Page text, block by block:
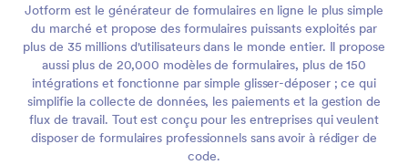
Jotform est le générateur de formulaires en ligne le plus simple
du marché et propose des formulaires puissants exploités par
plus de 35 millions d'utilisateurs dans le monde entier. Il propose
aussi plus de 20,000 modèles de formulaires, plus de 150
intégrations et fonctionne par simple glisser-déposer ; ce qui
simplifie la collecte de données, les paiements et la gestion de
flux de travail. Tout est conçu pour les entreprises qui veulent
disposer de formulaires professionnels sans avoir à rédiger de
code.